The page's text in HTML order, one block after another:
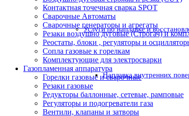
Услуги по наплавке и
Наплавка внутренних
Контактная точечная сварка SPOT
Сварочные Автоматы
Сварочные генераторы и агрегаты
Резаки воздушно дуговые (Строгач) и
Реостаты, блоки , регуляторы и
Сопла газовые к горелкам
Комплектующие для электросварки
Газопламенная аппаратура
Горелки газовые и сварочные
Резаки газовые
Редукторы баллонные, сетевые, рамповые
Регуляторы и подогреватели газа
Вентили, клапаны и затворы